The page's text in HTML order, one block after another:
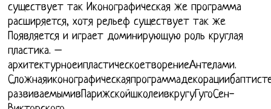
существует так Иконографическая же программа
расширяется, хотя рельеф существует так же
Появляется и играет доминирующую роль круглая
пластика. –
архитектурноеипластическоетворениеАнтелами.
развиваемымивПарижскойшколеивкругуГугоСен-